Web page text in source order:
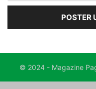
© 2024 - Magazine